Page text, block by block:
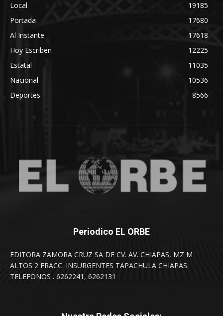
Local
19185
Portada
17680
Al Instante
17618
Hoy Escriben
12225
Estatal
11035
Nacional
10536
Deportes
8566
Periodico EL ORBE
EDITORA ZAMORA CRUZ SA DE CV. AV. CHIAPAS, MZ M
ALTOS 2 FRACC. INSURGENTES TAPACHULA CHIAPAS.
TELEFONOS . 6262241, 6262131